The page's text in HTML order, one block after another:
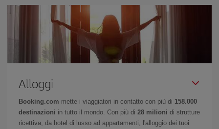
Alloggi
Booking.com mette i viaggiatori in contatto con più di 158.000
destinazioni in tutto il mondo. Con più di 28 milioni di strutture
ricettiva, da hotel di lusso ad appartamenti, l'alloggio dei tuoi